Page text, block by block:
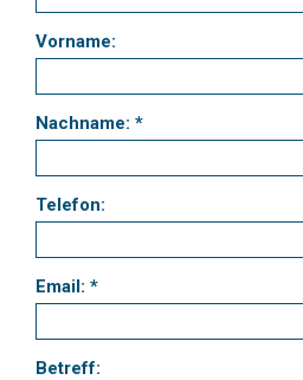
Vorname:
Nachname: *
Telefon:
Email: *
Betreff: